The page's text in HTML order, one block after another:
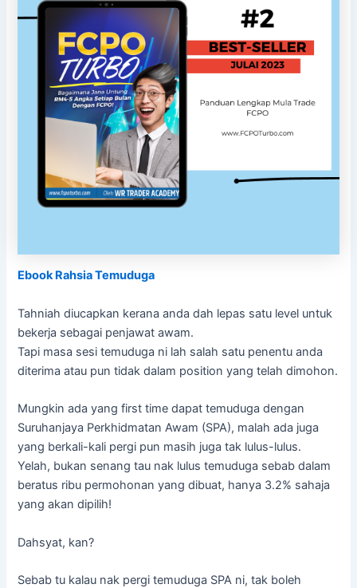
Ebook Rahsia Temuduga
Tahniah diucapkan kerana anda dah lepas satu level untuk
bekerja sebagai penjawat awam.
Tapi masa sesi temuduga ni lah salah satu penentu anda
diterima atau pun tidak dalam position yang telah dimohon.
Mungkin ada yang first time dapat temuduga dengan
Suruhanjaya Perkhidmatan Awam (SPA), malah ada juga
yang berkali-kali pergi pun masih juga tak lulus-lulus.
Yelah, bukan senang tau nak lulus temuduga sebab dalam
beratus ribu permohonan yang dibuat, hanya 3.2% sahaja
yang akan dipilih!
Dahsyat, kan?
Sebab tu kalau nak pergi temuduga SPA ni, tak boleh